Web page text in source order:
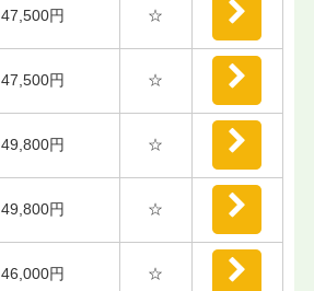
47,500円 ☆
47,500円 ☆
49,800円 ☆
49,800円 ☆
46,000円 ☆